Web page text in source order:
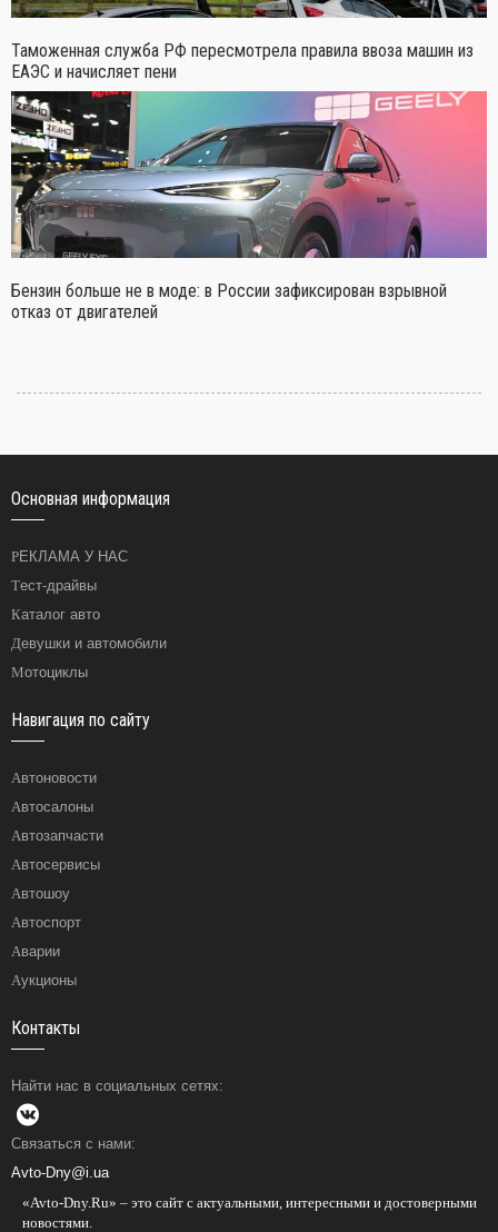
Таможенная служба РФ пересмотрела правила ввоза машин из
ЕАЭС и начисляет пени
Бензин больше не в моде: в России зафиксирован взрывной
отказ от двигателей
Основная информация
РЕКЛАМА У НАС
Тест-драйвы
Каталог авто
Девушки и автомобили
Мотоциклы
Навигация по сайту
Автоновости
Автосалоны
Автозапчасти
Автосервисы
Автошоу
Автоспорт
Аварии
Аукционы
Контакты
Найти нас в социальных сетях:
Связаться с нами:
Avto-Dny@i.ua
«Avto-Dny.Ru» – это сайт с актуальными, интересными и достоверными
новостями.